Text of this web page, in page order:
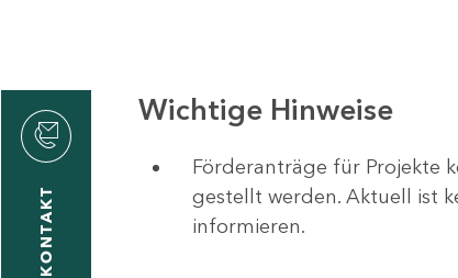
KONTAKT
Wichtige Hinweise
Förderanträge für Projekte
gestellt werden. Aktuell ist
informieren.